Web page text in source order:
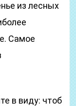
из лесных
Самое
в виду: чтоб